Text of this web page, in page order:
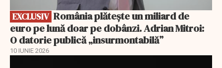
EXCLUSIV
euro pe lună doar pe dobânzi. Adrian Mitroi:
O datorie publică „insurmontabilă”
10 IUNIE 2026